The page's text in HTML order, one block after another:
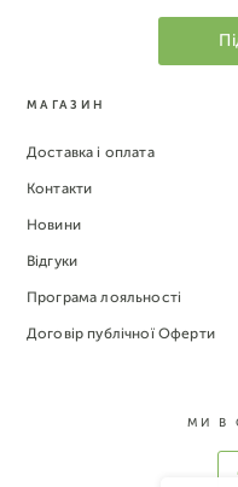
МАГАЗИН
Доставка і оплата
Контакти
Новини
Відгуки
Програма лояльності
Договір публічної Оферти
МИ В